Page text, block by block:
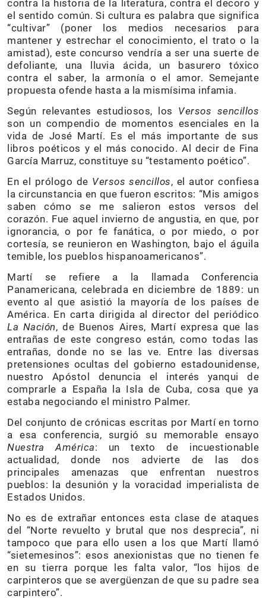
contra la historia de la literatura, contra el decoro y
el sentido común. Si cultura es palabra que significa
“cultivar” (poner los medios necesarios para
mantener y estrechar el conocimiento, el trato o la
amistad), este concurso vendría a ser una suerte de
defoliante, una lluvia ácida, un basurero tóxico
contra el saber, la armonía o el amor. Semejante
propuesta ofende hasta a la mismísima infamia.
Según relevantes estudiosos, los Versos sencillos
son un compendio de momentos esenciales en la
vida de José Martí. Es el más importante de sus
libros poéticos y el más conocido. Al decir de Fina
García Marruz, constituye su “testamento poético”.
En el prólogo de Versos sencillos, el autor confiesa
la circunstancia en que fueron escritos: “Mis amigos
saben cómo se me salieron estos versos del
corazón. Fue aquel invierno de angustia, en que, por
ignorancia, o por fe fanática, o por miedo, o por
cortesía, se reunieron en Washington, bajo el águila
temible, los pueblos hispanoamericanos”.
Martí se refiere a la llamada Conferencia
Panamericana, celebrada en diciembre de 1889: un
evento al que asistió la mayoría de los países de
América. En carta dirigida al director del periódico
La Nación, de Buenos Aires, Martí expresa que las
entrañas de este congreso están, como todas las
entrañas, donde no se las ve. Entre las diversas
pretensiones ocultas del gobierno estadounidense,
nuestro Apóstol denuncia el interés yanqui de
comprarle a España la Isla de Cuba, cosa que ya
estaba negociando el ministro Palmer.
Del conjunto de crónicas escritas por Martí en torno
a esa conferencia, surgió su memorable ensayo
Nuestra América: un texto de incuestionable
actualidad, donde nos advierte de las dos
principales amenazas que enfrentan nuestros
pueblos: la desunión y la voracidad imperialista de
Estados Unidos.
No es de extrañar entonces esta clase de ataques
del “Norte revuelto y brutal que nos desprecia”, ni
tampoco que para ello usen a los que Martí llamó
“sietemesinos”: esos anexionistas que no tienen fe
en su tierra porque les falta valor, “los hijos de
carpinteros que se avergüenzan de que su padre sea
carpintero”.